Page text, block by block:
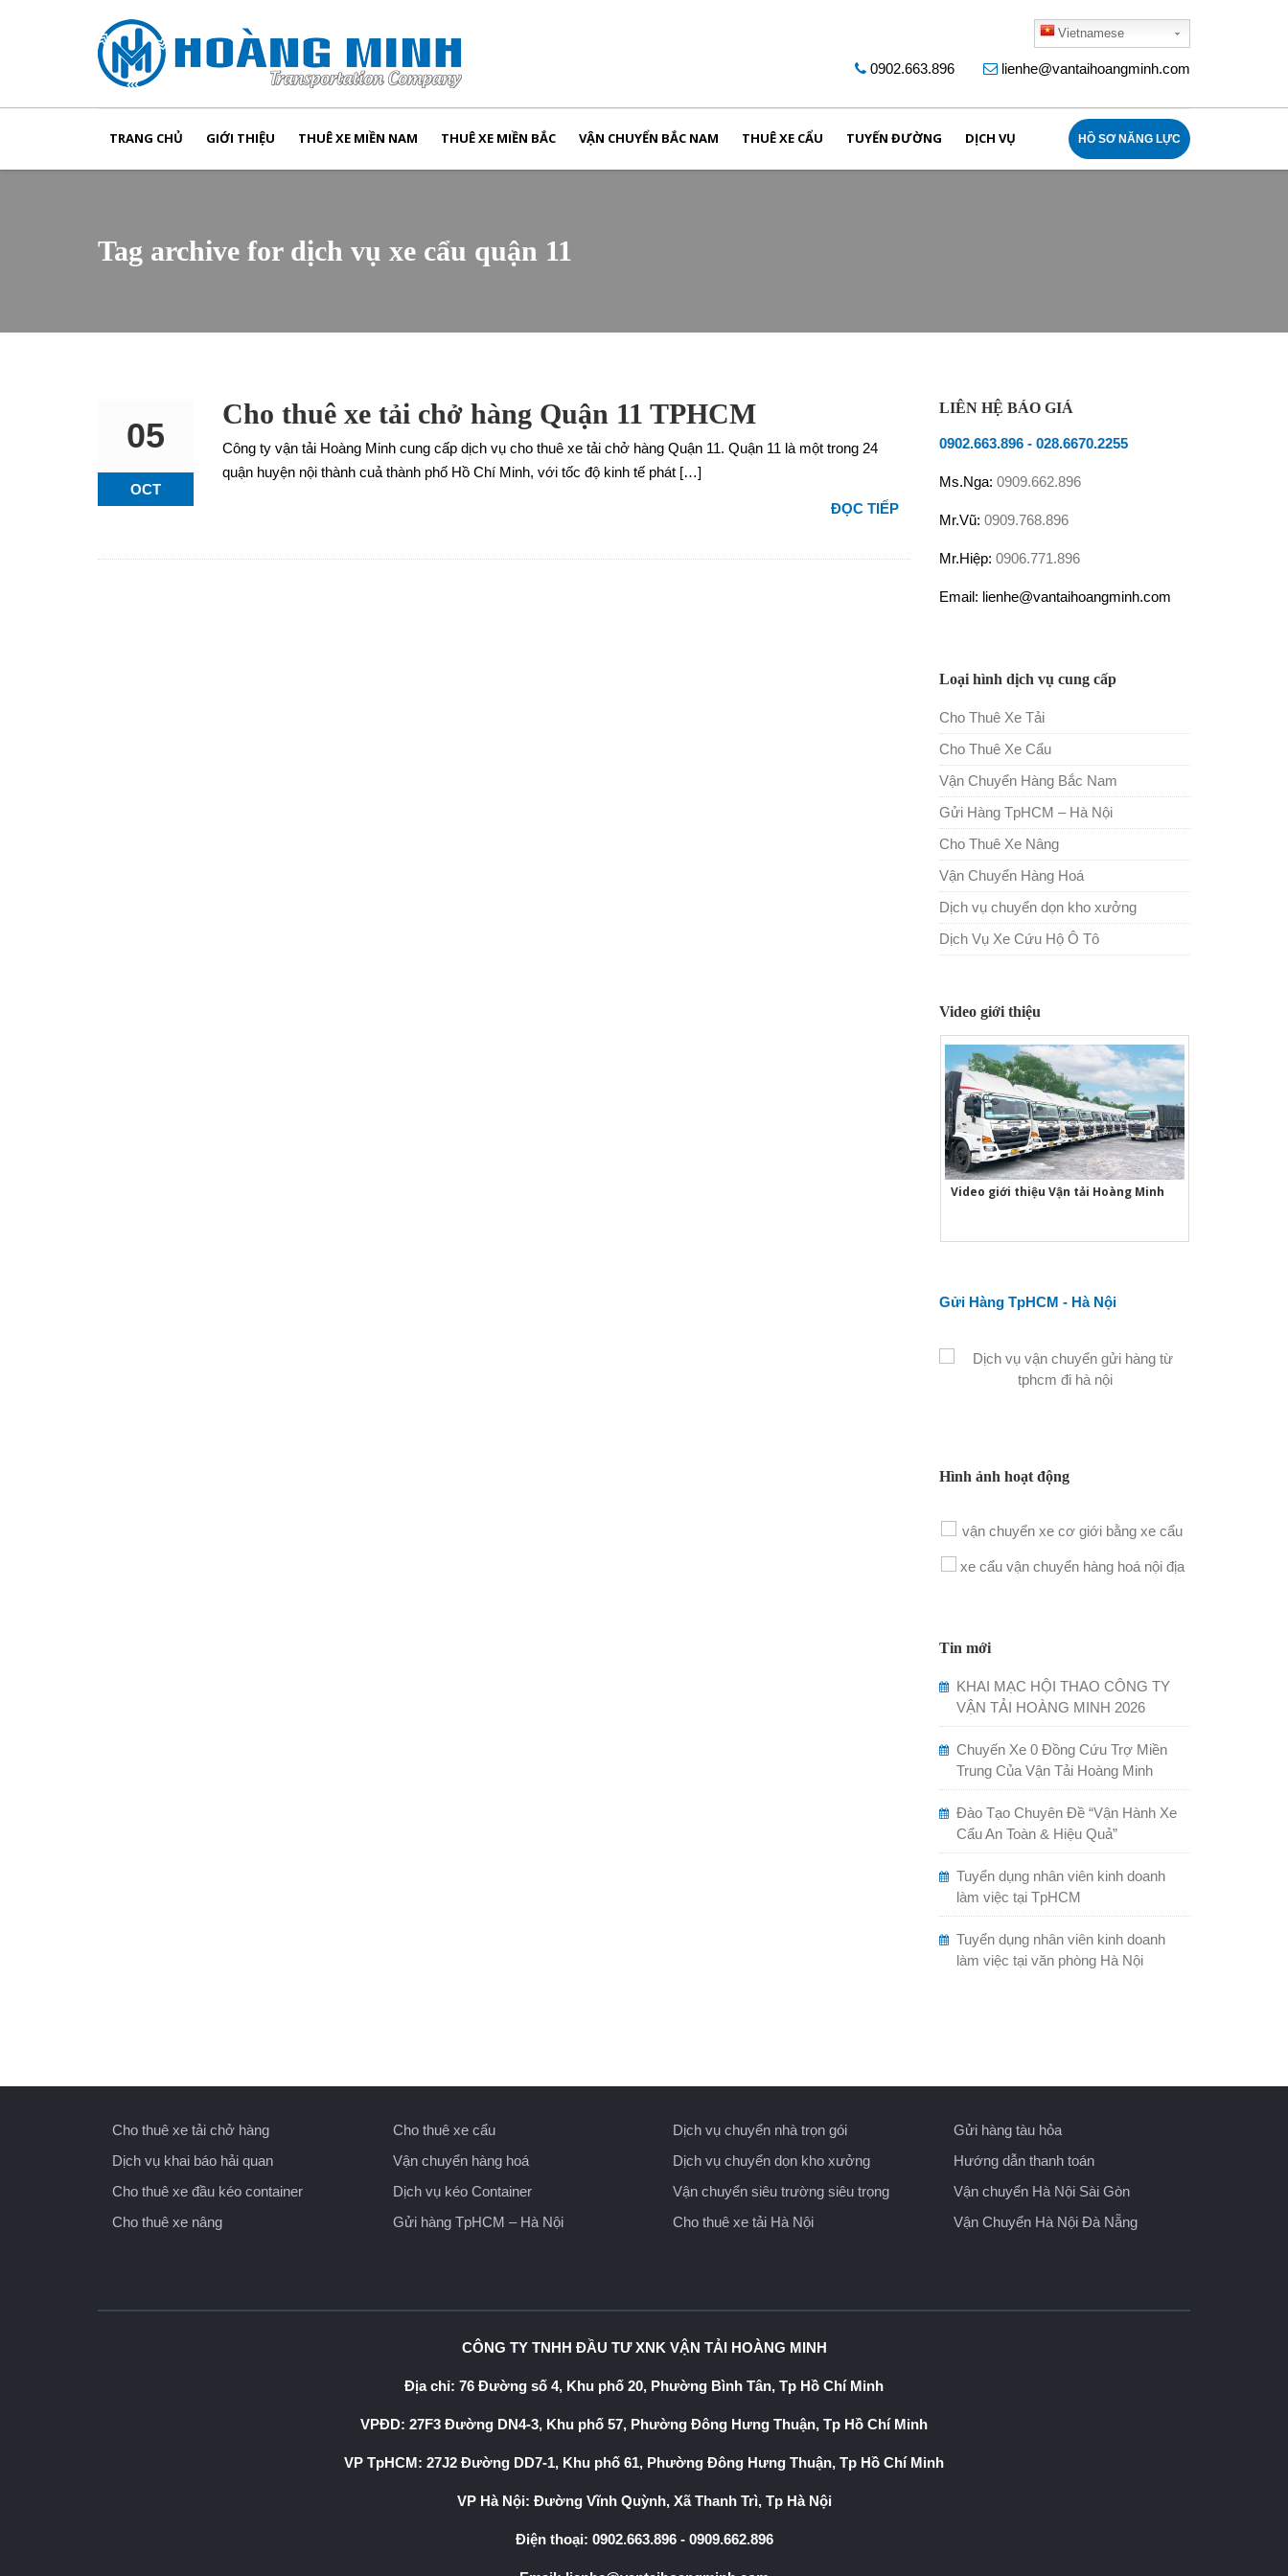
Vietnamese
0902.663.896 lienhe@vantaihoangminh.com
TRANG CHỦ GIỚI THIỆU THUÊ XE MIỀN NAM THUÊ XE MIỀN BẮC VẬN CHUYỂN BẮC NAM THUÊ XE CẨU TUYẾN ĐƯỜNG DỊCH VỤ HỒ SƠ NĂNG LỰC
Tag archive for dịch vụ xe cẩu quận 11
05
OCT
Cho thuê xe tải chở hàng Quận 11 TPHCM
Công ty vận tải Hoàng Minh cung cấp dịch vụ cho thuê xe tải chở hàng Quận 11. Quận 11 là một trong 24
quận huyện nội thành cuả thành phố Hồ Chí Minh, với tốc độ kinh tế phát […]
ĐỌC TIẾP
LIÊN HỆ BÁO GIÁ
0902.663.896- 028.6670.2255
Ms.Nga: 0909.662.896
Mr.Vũ: 0909.768.896
Mr.Hiệp: 0906.771.896
Email: lienhe@vantaihoangminh.com
Loại hình dịch vụ cung cấp
Cho Thuê Xe Tải
Cho Thuê Xe Cẩu
Vận Chuyển Hàng Bắc Nam
Gửi Hàng TpHCM – Hà Nội
Cho Thuê Xe Nâng
Vận Chuyển Hàng Hoá
Dịch vụ chuyển dọn kho xưởng
Dịch Vụ Xe Cứu Hộ Ô Tô
Video giới thiệu
Video giới thiệu Vận tải Hoàng Minh
Gửi Hàng TpHCM - Hà Nội
Hình ảnh hoạt động
Tin mới
KHAI MẠC HỘI THAO CÔNG TY
VẬN TẢI HOÀNG MINH 2026
Chuyến Xe 0 Đồng Cứu Trợ Miền
Trung Của Vận Tải Hoàng Minh
Đào Tạo Chuyên Đề “Vận Hành Xe
Cẩu An Toàn & Hiệu Quả”
Tuyển dụng nhân viên kinh doanh
làm việc tại TpHCM
Tuyển dụng nhân viên kinh doanh
làm việc tại văn phòng Hà Nội
Cho thuê xe tải chở hàng
Dịch vụ khai báo hải quan
Cho thuê xe đầu kéo container
Cho thuê xe nâng
Cho thuê xe cẩu
Vận chuyển hàng hoá
Dịch vụ kéo Container
Gửi hàng TpHCM – Hà Nội
Dịch vụ chuyển nhà trọn gói
Dịch vụ chuyển dọn kho xưởng
Vận chuyển siêu trường siêu trọng
Cho thuê xe tải Hà Nội
Gửi hàng tàu hỏa
Hướng dẫn thanh toán
Vận chuyển Hà Nội Sài Gòn
Vận Chuyển Hà Nội Đà Nẵng
CÔNG TY TNHH ĐẦU TƯ XNK VẬN TẢI HOÀNG MINH
Địa chỉ: 76 Đường số 4, Khu phố 20, Phường Bình Tân, Tp Hồ Chí Minh
VPĐD: 27F3 Đường DN4-3, Khu phố 57, Phường Đông Hưng Thuận, Tp Hồ Chí Minh
VP TpHCM: 27J2 Đường DD7-1, Khu phố 61, Phường Đông Hưng Thuận, Tp Hồ Chí Minh
VP Hà Nội: Đường Vĩnh Quỳnh, Xã Thanh Trì, Tp Hà Nội
Điện thoại: 0902.663.896- 0909.662.896